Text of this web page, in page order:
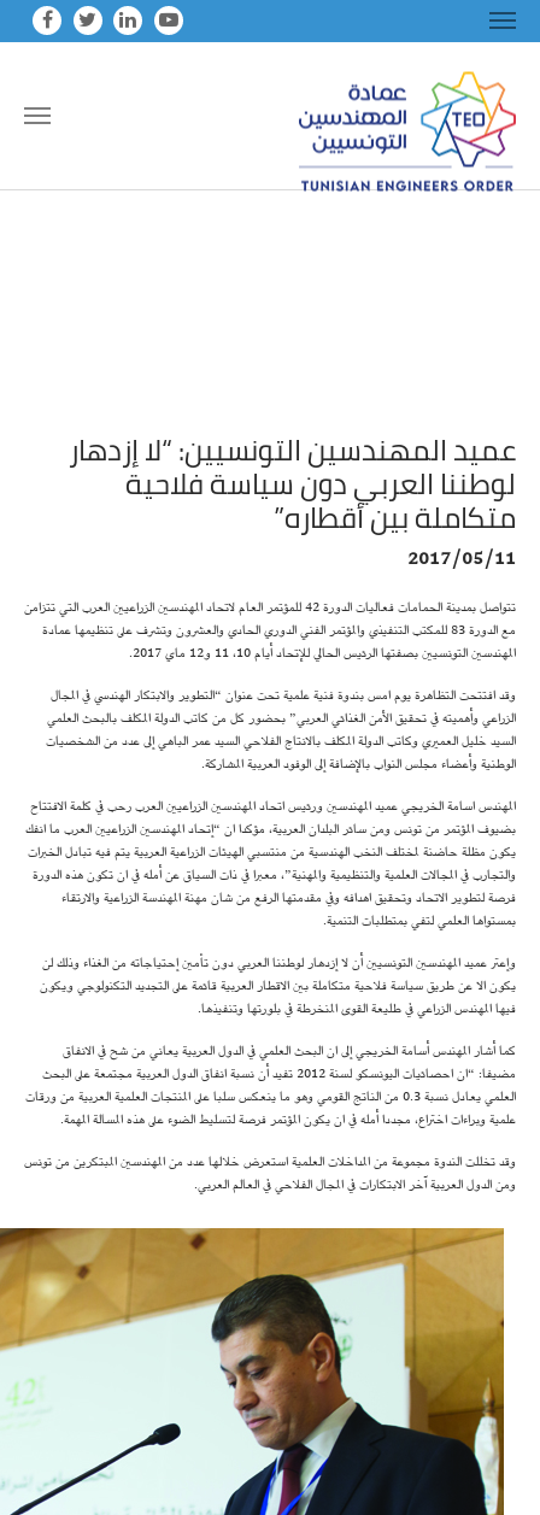
عميد المهندسين التونسيين: “لا إزدهار
لوطننا العربي دون سياسة فلاحية
متكاملة بين أقطاره”
2017/05/11
تتواصل بمدينة الحمامات فعاليات الدورة 42 للمؤتمر العام لاتحاد المهندسين الزراعيين العرب التي تتزامن
مع الدورة 83 للمكتب التنفيذي والمؤتمر الفني الدوري الحادي والعشرون وتشرف على تنظيمها عمادة
المهندسين التونسيين بصفتها الرئيس الحالي للإتحاد أيام 10، 11 و12 ماي 2017.
وقد افتتحت التظاهرة يوم امس بندوة فنية علمية تحت عنوان “التطوير والابتكار الهندسي في المجال
الزراعي وأهميته في تحقيق الأمن الغذائي العربي” بحضور كل من كاتب الدولة المكلف بالبحث العلمي
السيد خليل العميري وكاتب الدولة المكلف بالانتاج الفلاحي السيد عمر الباهي إلى عدد من الشخصيات
الوطنية وأعضاء مجلس النواب بالإضافة إلى الوفود العربية المشاركة.
المهندس اسامة الخريجي عميد المهندسين ورئيس اتحاد المهندسين الزراعيين العرب رحب في كلمة الافتتاح
بضيوف المؤتمر من تونس ومن سائر البلدان العربية، مؤكدا ان “إتحاد المهندسين الزراعيين العرب ما انفك
يكون مظلة حاضنة لمختلف النخب الهندسية من منتسبي الهيئات الزراعية العربية يتم فيه تبادل الخبرات
والتجارب في المجالات العلمية والتنظيمية والمهنية”، معبرا في ذات السياق عن أمله في ان تكون هذه الدورة
فرصة لتطوير الاتحاد وتحقيق اهدافه وفي مقدمتها الرفع من شان مهنة المهندسة الزراعية والارتقاء
بمستواها العلمي لتفي بمتطلبات التنمية.
وإعتر عميد المهندسين التونسيين أن لا إزدهار لوطننا العربي دون تأمين إحتياجاته من الغذاء وذلك لن
يكون الا عن طريق سياسة فلاحية متكاملة بين الاقطار العربية قائمة على التجديد التكنولوجي ويكون
فيها المهندس الزراعي في طليعة القوى المنخرطة في بلورتها وتنفيذها.
كما أشار المهندس أسامة الخريجي إلى ان البحث العلمي في الدول العربية يعاني من شح في الانفاق
مضيفا: “ان احصائيات اليونسكو لسنة 2012 تفيد أن نسبة انفاق الدول العربية مجتمعة على البحث
العلمي يعادل نسبة 0.3 من الناتج القومي وهو ما ينعكس سلبا على المنتجات العلمية العربية من ورقات
علمية وبراءات اختراع، مجددا أمله في ان يكون المؤتمر فرصة لتسليط الضوء على هذه المسالة المهمة.
وقد تخللت الندوة مجموعة من المداخلات العلمية استعرض خلالها عدد من المهندسين المبتكرين من تونس
ومن الدول العربية آخر الابتكارات في المجال الفلاحي في العالم العربي.